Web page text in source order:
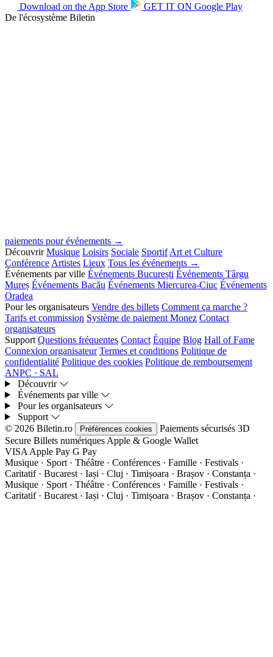
Download on the App Store GET IT ON Google Play
De l'écosystème Biletin
paiements pour événements →
Découvrir Musique Loisirs Sociale Sportif Art et Culture
Conférence Artistes Lieux Tous les événements →
Événements par ville Événements București Événements Târgu
Mureș Événements Bacău Événements Miercurea-Ciuc Événements
Oradea
Pour les organisateurs Vendre des billets Comment ça marche ?
Tarifs et commission Système de paiement Monez Contact
organisateurs
Support Questions fréquentes Contact Équipe Blog Hall of Fame
Connexion organisateur Termes et conditions Politique de
confidentialité Politique des cookies Politique de remboursement
ANPC · SAL
Découvrir
Événements par ville
Pour les organisateurs
Support
© 2026 Biletin.ro
Préférences cookies Paiements sécurisés 3D
Secure Billets numériques Apple & Google Wallet
VISA Apple Pay G Pay
Musique · Sport · Théâtre · Conférences · Famille · Festivals ·
Caritatif · Bucarest · Iași · Cluj · Timișoara · Brașov · Constanța ·
Musique · Sport · Théâtre · Conférences · Famille · Festivals ·
Caritatif · Bucarest · Iași · Cluj · Timișoara · Brașov · Constanța ·